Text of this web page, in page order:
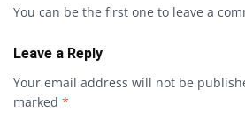
You can be the first one to leave a
Leave a Reply
Your email address will not be
marked *